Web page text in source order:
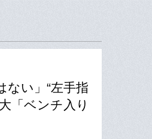
ない」“左手指
「ベンチ入り